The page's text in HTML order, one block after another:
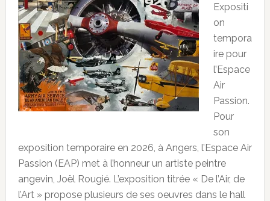
Expositi
on
tempora
ire pour
l’Espace
Air
Passion.
Pour
son
exposition temporaire en 2026, à Angers, l’Espace Air
Passion (EAP) met à l’honneur un artiste peintre
angevin, Joël Rougié. L’exposition titrée « De l’Air, de
l’Art » propose plusieurs de ses oeuvres dans le hall